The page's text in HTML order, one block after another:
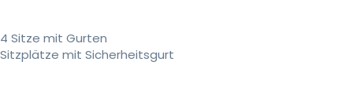
4 Sitze mit Gurten
Sitzplätze mit Sicherheitsgurt